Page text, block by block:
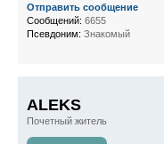
Отправить сообщение
Сообщений: 6655
Псевдоним: Знакомый
ALEKS
Почетный житель